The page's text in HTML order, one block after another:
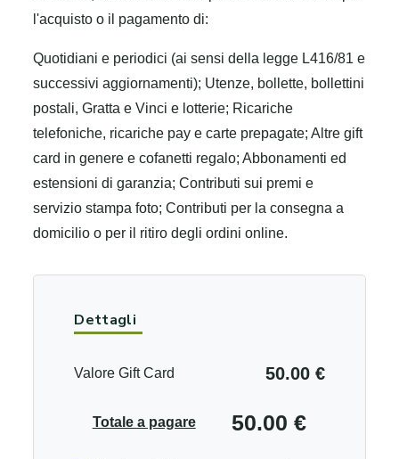
l'acquisto o il pagamento di:
Quotidiani e periodici (ai sensi della legge L416/81 e
successivi aggiornamenti); Utenze, bollette, bollettini
postali, Gratta e Vinci e lotterie; Ricariche
telefoniche, ricariche pay e carte prepagate; Altre gift
card in genere e cofanetti regalo; Abbonamenti ed
estensioni di garanzia; Contributi sui premi e
servizio stampa foto; Contributi per la consegna a
domicilio o per il ritiro degli ordini online.
Dettagli
Valore Gift Card 50.00 €
Totale a pagare 50.00 €